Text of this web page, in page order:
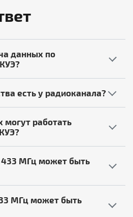
данных по
есть у радиоканала?
могут работать
МГц может быть
МГц может быть